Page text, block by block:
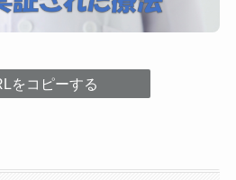
をコピーする